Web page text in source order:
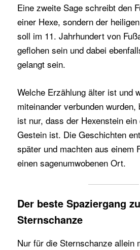
Eine zweite Sage schreibt den
einer Hexe, sondern der
soll im 11. Jahrhundert von
geflohen sein und dabei
gelangt sein.
Welche Erzählung älter ist und
miteinander verbunden
ist nur, dass der Hexenstein
Gestein ist. Die Geschichten
später und machten aus einem
einen sagenumwobenen Ort.
Der beste Spaziergang
Sternschanze
Nur für die Sternschanze allein